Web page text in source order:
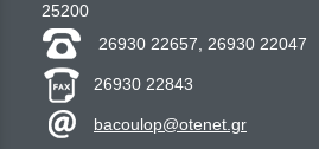
25200
26930 22657, 26930 22047
26930 22843
bacoulop@otenet.gr